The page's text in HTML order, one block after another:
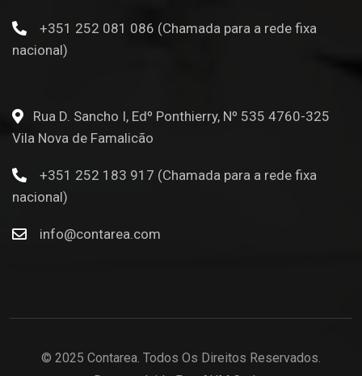
+351 252 081 086 (Chamada para a rede fixa
nacional)
Rua D. Sancho I, Edº Ponthierry, Nº 535 4760-325
Vila Nova de Famalicão
+351 252 183 917 (Chamada para a rede fixa
nacional)
info@contarea.com
© 2025 Contarea. Todos Os Direitos Reservados.